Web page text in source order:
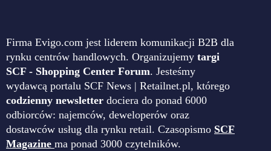
Firma Evigo.com jest liderem komunikacji B2B dla
rynku centrów handlowych. Organizujemy targi
SCF - Shopping Center Forum. Jesteśmy
wydawcą portalu SCF News | Retailnet.pl, którego
codzienny newsletter dociera do ponad 6000
odbiorców: najemców, deweloperów oraz
dostawców usług dla rynku retail. Czasopismo SCF
Magazine ma ponad 3000 czytelników.